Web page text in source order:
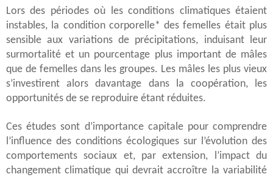
Lors des périodes où les conditions climatiques étaient
instables, la condition corporelle* des femelles était plus
sensible aux variations de précipitations, induisant leur
surmortalité et un pourcentage plus important de mâles
que de femelles dans les groupes. Les mâles les plus vieux
s’investirent alors davantage dans la coopération, les
opportunités de se reproduire étant réduites.
Ces études sont d’importance capitale pour comprendre
l’influence des conditions écologiques sur l’évolution des
comportements sociaux et, par extension, l’impact du
changement climatique qui devrait accroître la variabilité